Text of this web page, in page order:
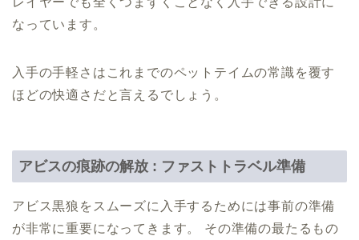
なっています。
入手の手軽さはこれまでのペットテイムの常識を覆す
ほどの快適さだと言えるでしょう。
アビスの痕跡の解放 : ファストトラベル準備
アビス黒狼をスムーズに入手するためには事前の準備
が非常に重要になってきます。 その準備の最たるもの